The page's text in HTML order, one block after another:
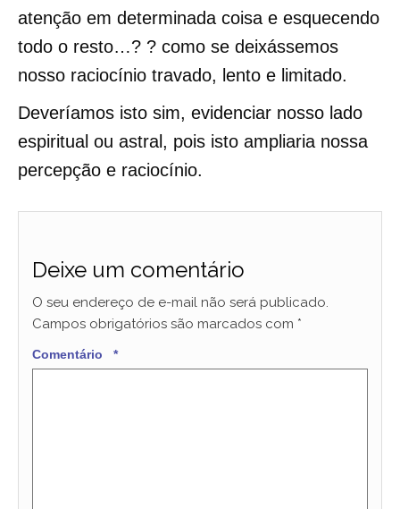
atenção em determinada coisa e esquecendo
todo o resto…? ? como se deixássemos
nosso raciocínio travado, lento e limitado.
Deveríamos isto sim, evidenciar nosso lado
espiritual ou astral, pois isto ampliaria nossa
percepção e raciocínio.
Deixe um comentário
O seu endereço de e-mail não será publicado.
Campos obrigatórios são marcados com *
Comentário*